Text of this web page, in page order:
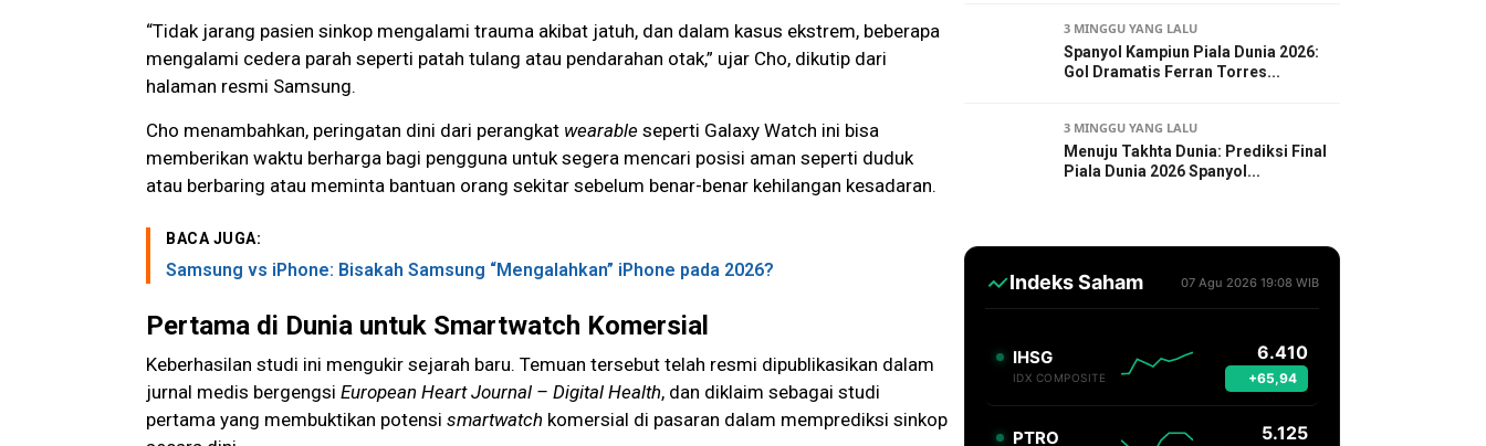
“Tidak jarang pasien sinkop mengalami trauma akibat jatuh, dan dalam kasus ekstrem, beberapa
mengalami cedera parah seperti patah tulang atau pendarahan otak,” ujar Cho, dikutip dari
halaman resmi Samsung.
Cho menambahkan, peringatan dini dari perangkat wearable seperti Galaxy Watch ini bisa
memberikan waktu berharga bagi pengguna untuk segera mencari posisi aman seperti duduk
atau berbaring atau meminta bantuan orang sekitar sebelum benar-benar kehilangan kesadaran.
BACA JUGA:
Samsung vs iPhone: Bisakah Samsung “Mengalahkan” iPhone pada 2026?
Pertama di Dunia untuk Smartwatch Komersial
Keberhasilan studi ini mengukir sejarah baru. Temuan tersebut telah resmi dipublikasikan dalam
jurnal medis bergengsi European Heart Journal – Digital Health, dan diklaim sebagai studi
pertama yang membuktikan potensi smartwatch komersial di pasaran dalam memprediksi sinkop
3 MINGGU YANG LALU
Spanyol Kampiun Piala Dunia 2026:
Gol Dramatis Ferran Torres...
3 MINGGU YANG LALU
Menuju Takhta Dunia: Prediksi Final
Piala Dunia 2026 Spanyol...
Indeks Saham 07 Agu 2026 19:08 WIB
IHSG
IDX COMPOSITE
6.410
+65,94
PTRO 5.125